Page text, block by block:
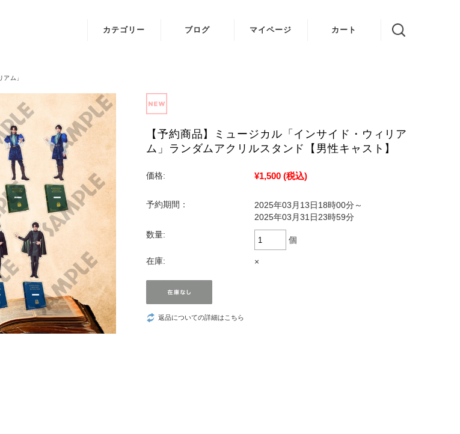
カテゴリー
『BADBOYS -
THE MOVIE-』
ミュージカル
Key25th
Jewelry
映画『怪獣ヤロ
ウ！』
つづ井さん
推しの子
ブログ マイページ カート
ム」
【予約商品】ミュージカル「インサイド・ウィリア
ム」ランダムアクリルスタンド【男性キャスト】
価格: ¥1,500 (税込)
予約期間：
2025年03月13日18時00分～
2025年03月31日23時59分
数量:
個
在庫: ×
返品についての詳細はこちら